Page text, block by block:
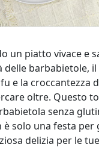
un piatto vivace e
delle barbabietole,
e la croccantezza
oltre. Questo
senza
solo una festa per
delizia per le